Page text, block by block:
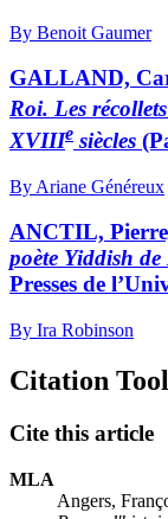
By Benoit Gaumer
GALLAND,
Roi. Les
XVIIIe siècles
By Ariane Généreux
ANCTIL,
poète Yiddish
Presses de
By Ira Robinson
Citation
Cite this article
MLA
Angers,